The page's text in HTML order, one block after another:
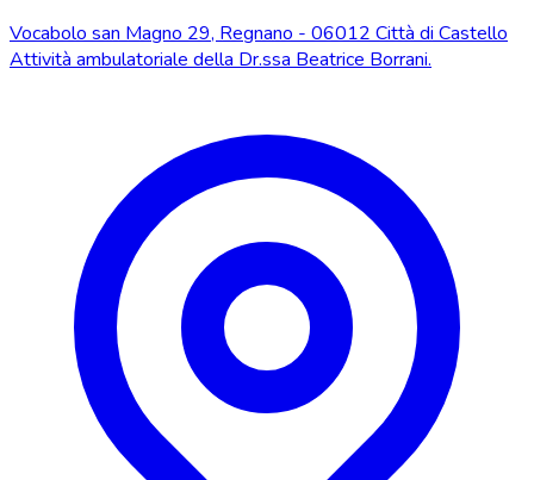
Vocabolo san Magno 29, Regnano - 06012 Città di Castello
Attività ambulatoriale della Dr.ssa Beatrice Borrani.